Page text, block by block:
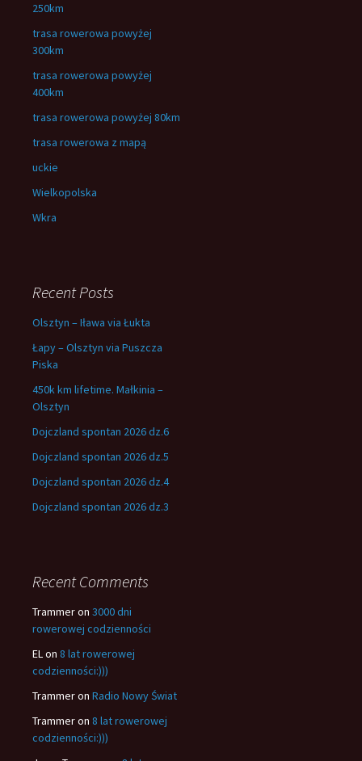
250km
trasa rowerowa powyżej
300km
trasa rowerowa powyżej
400km
trasa rowerowa powyżej 80km
trasa rowerowa z mapą
uckie
Wielkopolska
Wkra
Recent Posts
Olsztyn – Iława via Łukta
Łapy – Olsztyn via Puszcza
Piska
450k km lifetime. Małkinia –
Olsztyn
Dojczland spontan 2026 dz.6
Dojczland spontan 2026 dz.5
Dojczland spontan 2026 dz.4
Dojczland spontan 2026 dz.3
Recent Comments
Trammeron 3000 dni
rowerowej codzienności
ELon 8 lat rowerowej
codzienności:)))
Trammeron Radio Nowy Świat
Trammeron 8 lat rowerowej
codzienności:)))